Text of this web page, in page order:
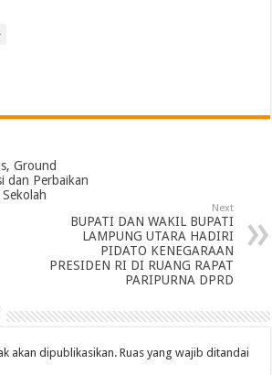
Ground
dan Perbaikan
Next
BUPATI DAN WAKIL BUPATI
LAMPUNG UTARA HADIRI
PIDATO KENEGARAAN
PRESIDEN RI DI RUANG RAPAT
PARIPURNA DPRD
akan dipublikasikan. Ruas yang wajib ditandai